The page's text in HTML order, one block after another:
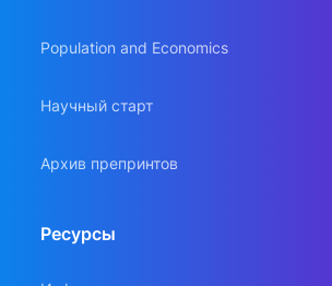
Population and Economics
Научный старт
Архив препринтов
Ресурсы